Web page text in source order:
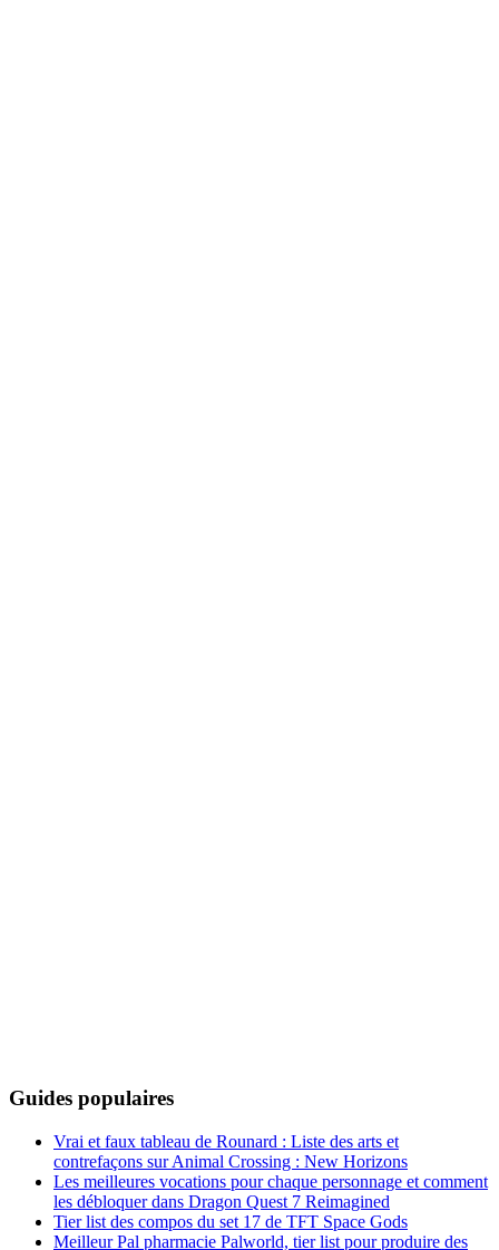
Guides populaires
Vrai et faux tableau de Rounard : Liste des arts et
contrefaçons sur Animal Crossing : New Horizons
Les meilleures vocations pour chaque personnage et comment
les débloquer dans Dragon Quest 7 Reimagined
Tier list des compos du set 17 de TFT Space Gods
Meilleur Pal pharmacie Palworld, tier list pour produire des